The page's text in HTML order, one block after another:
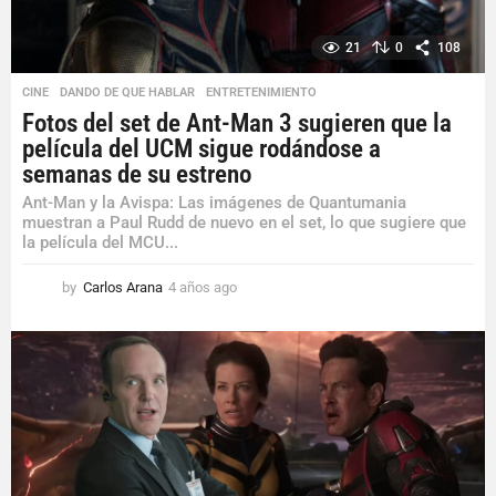
21 0 108
CINE ,DANDO DE QUE HABLAR ,ENTRETENIMIENTO
Fotos del set de Ant-Man 3 sugieren que la
película del UCM sigue rodándose a
semanas de su estreno
Ant-Man y la Avispa: Las imágenes de Quantumania
muestran a Paul Rudd de nuevo en el set, lo que sugiere que
la película del MCU...
by Carlos Arana 4 años ago
ñ
s
a
g